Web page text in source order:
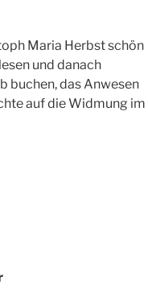
Maria Herbst schön
und danach
buchen, das Anwesen
auf die Widmung im